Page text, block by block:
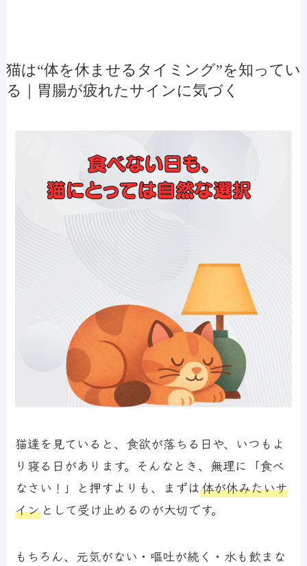
猫は“体を休ませるタイミング”を知ってい
る｜胃腸が疲れたサインに気づく
猫達を見ていると、食欲が落ちる日や、いつもよ
り寝る日があります。そんなとき、無理に「食べ
なさい！」と押すよりも、まずは体が休みたいサ
イン として受け止めるのが大切です。
もちろん、元気がない・嘔吐が続く・水も飲まな